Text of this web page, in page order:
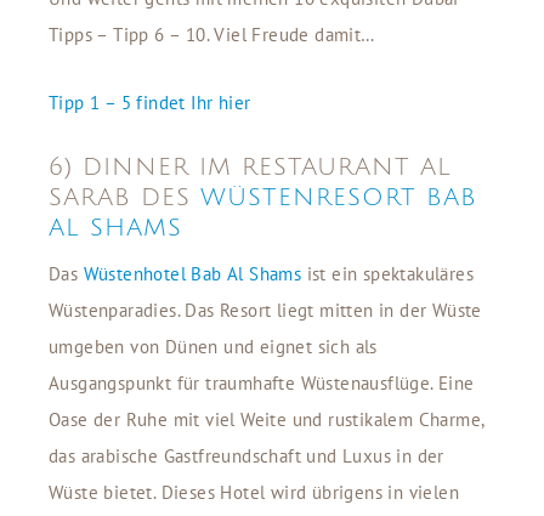
Tipps – Tipp 6 – 10. Viel Freude damit…
Tipp 1 – 5 findet Ihr hier
6) DINNER IM RESTAURANT AL
SARAB DES WÜSTENRESORT BAB
AL SHAMS
Das Wüstenhotel Bab Al Shams ist ein spektakuläres
Wüstenparadies. Das Resort liegt mitten in der Wüste
umgeben von Dünen und eignet sich als
Ausgangspunkt für traumhafte Wüstenausflüge. Eine
Oase der Ruhe mit viel Weite und rustikalem Charme,
das arabische Gastfreundschaft und Luxus in der
Wüste bietet. Dieses Hotel wird übrigens in vielen